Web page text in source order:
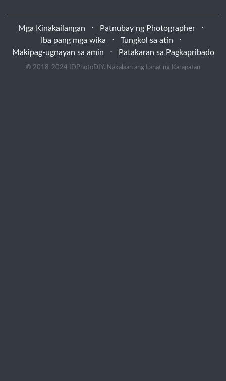
Mga Kinakailangan ⋅ Patnubay ng Photographer
⋅
Iba pang mga wika
⋅ Tungkol sa atin
⋅
Makipag-ugnayan sa amin
⋅ Patakaran sa Pagkapribado
© 2018-2024 IDPhotoDIY. Nakalaan ang Lahat ng Karapatan